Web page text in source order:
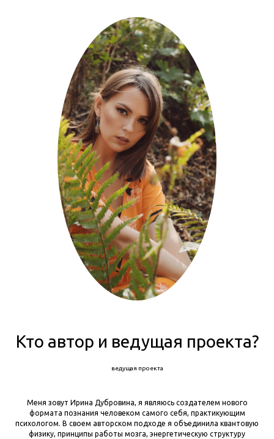
Кто автор и ведущая проекта?
ведущая проекта
Меня зовут Ирина Дубровина, я являюсь создателем нового
формата познания человеком самого себя, практикующим
психологом. В своем авторском подходе я объединила квантовую
физику, принципы работы мозга, энергетическую структуру